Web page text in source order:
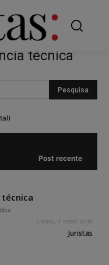
técnica
Post recente
2 anos, 4 meses atrás
Juristas